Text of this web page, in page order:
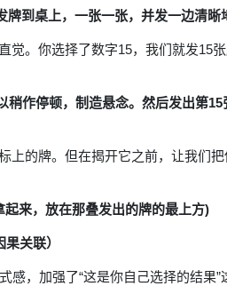
牌到桌上，一张一张，并发一边清晰
觉。你选择了数字15，我们就发15
稍作停顿，制造悬念。然后发出第
上的牌。但在揭开它之前，让我们
来，放在那叠发出的牌的最上方)
关联）
感，加强了“这是你自己选择的结果”